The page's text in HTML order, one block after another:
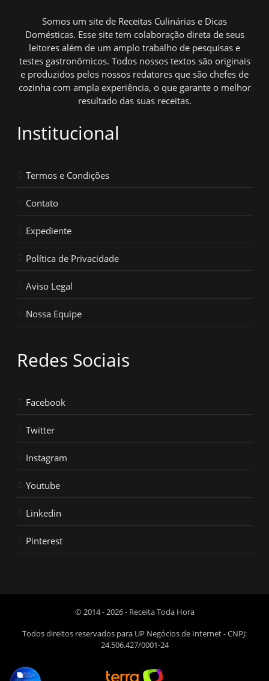
Somos um site de Receitas Culinárias e Dicas
Domésticas. Esse site tem colaboração direta de seus
leitores além de um amplo trabalho de pesquisas e
testes gastronômicos. Todos nossos textos são originais
e produzidos pelos nossos redatores que são chefes de
cozinha com ampla experiência, o que garante o melhor
resultado das suas receitas.
Institucional
Termos e Condições
Contato
Expediente
Política de Privacidade
Aviso Legal
Nossa Equipe
Redes Sociais
Facebook
Twitter
Instagram
Youtube
Linkedin
Pinterest
© 2014 - 2026 - Receita Toda Hora
Todos direitos reservados para UP Negócios de Internet - CNPJ:
24.506.427/0001-24